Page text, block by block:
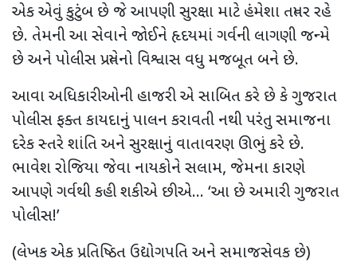
એક એવું કુટુંબ છે જે આપણી સુરક્ષા માટે હંમેશા તત્પર રહે
છે. તેમની આ સેવાને જોઈને હૃદયમાં ગર્વની લાગણી જન્મે
છે અને પોલીસ પ્રત્યેનો વિશ્વાસ વધુ મજબૂત બને છે.
આવા અધિકારીઓની હાજરી એ સાબિત કરે છે કે ગુજરાત
પોલીસ ફક્ત કાયદાનું પાલન કરાવતી નથી પરંતુ સમાજના
દરેક સ્તરે શાંતિ અને સુરક્ષાનું વાતાવરણ ઊભું કરે છે.
ભાવેશ રોજિયા જેવા નાયકોને સલામ, જેમના કારણે
આપણે ગર્વથી કહી શકીએ છીએ... ‘આ છે અમારી ગુજરાત
પોલીસ!’
(લેખક એક પ્રતિષ્ઠિત ઉદ્યોગપતિ અને સમાજસેવક છે)